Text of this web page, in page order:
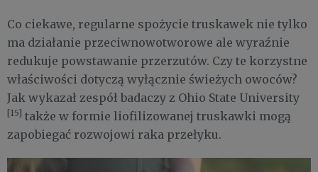
Co ciekawe, regularne spożycie truskawek nie tylko
ma działanie przeciwnowotworowe ale wyraźnie
redukuje powstawanie przerzutów. Czy te korzystne
właściwości dotyczą wyłącznie świeżych owoców?
Jak wykazał zespół badaczy z Ohio State University
[15] także w formie liofilizowanej truskawki mogą
zapobiegać rozwojowi raka przełyku.